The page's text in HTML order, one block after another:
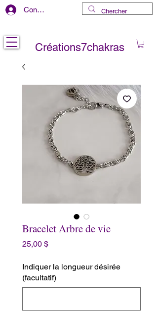
Créations7chakras
Connexion
Bracelet Arbre de vie
25,00 $Prix
Indiquer la longueur désirée
(facultatif)